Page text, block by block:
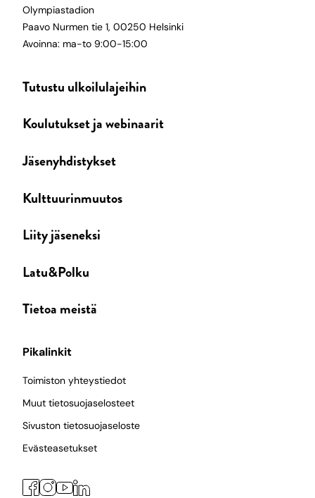
Olympiastadion
Paavo Nurmen tie 1, 00250 Helsinki
Avoinna: ma-to 9:00-15:00
Tutustu ulkoilulajeihin
Koulutukset ja webinaarit
Jäsenyhdistykset
Kulttuurinmuutos
Liity jäseneksi
Latu&Polku
Tietoa meistä
Pikalinkit
Toimiston yhteystiedot
Muut tietosuojaselosteet
Sivuston tietosuojaseloste
Evästeasetukset
Facebook
Instagram
YouTube
LinkedIn